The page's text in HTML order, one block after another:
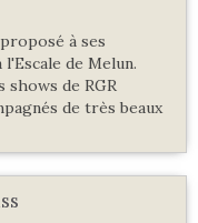
à ses
de Melun.
shows de RGR
de très beaux